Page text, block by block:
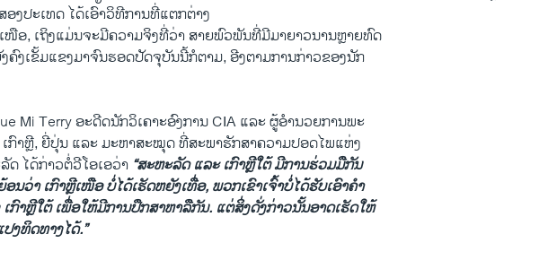
ງປະເທດ ໄດ້ເອົາວິທີການທີ່ແຕກຕ່າງ
ໜືອ, ເຖິງແມ່ນຈະມີຄວາມຈິງທີ່ວ່າ ສາຍພົວພັນທີ່ມີມາຍາວນານຫຼາຍທົດ
ຄົງເຂັ້ມແຂງມາຈົນຮອດປັດຈຸບັນນີ້ກໍຕາມ, ອີງຕາມການກ່າວຂອງນັກ
Mi Terry ອະດີດນັກວິເຄາະອົງການ CIA ແລະ ຜູ້ອຳນວຍການພະ
ກົາຫຼີ, ຍີ່ປຸ່ນ ແລະ ມະຫາສະໝຸດ ທີ່ສະພາຮັກສາຄວາມປອດໄພແຫ່ງ
ດ ໄດ້ກ່າວຕໍ່ວີໂອເອວ່າ “ສະຫະລັດ ແລະ ເກົາຫຼີໃຕ້ ມີການຮ່ວມມືກັນ
ອນວ່າ ເກົາຫຼີເໜືອ ບໍ່ໄດ້ເຮັດຫຍັງເທື່ອ, ພວກເຂົາເຈົ້າບໍ່ໄດ້ຮັບເອົາຄຳ
ກົາຫຼີໃຕ້ ເພື່ອໃຫ້ມີການປຶກສາຫາລືກັນ. ແຕ່ສິ່ງດັ່ງກ່າວນັ້ນອາດເຮັດໃຫ້
ງທິດທາງໄດ້.”